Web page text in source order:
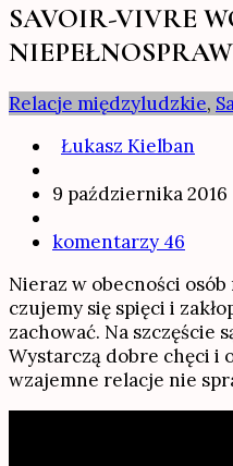
SAVOIR-VIVRE
Relacje międzyludzkie,
Łukasz Kielban
9 października 2016
komentarzy 46
Nieraz w obecności
czujemy się spięci i
zachować. Na szczęście
Wystarczą dobre chęci i
wzajemne relacje nie